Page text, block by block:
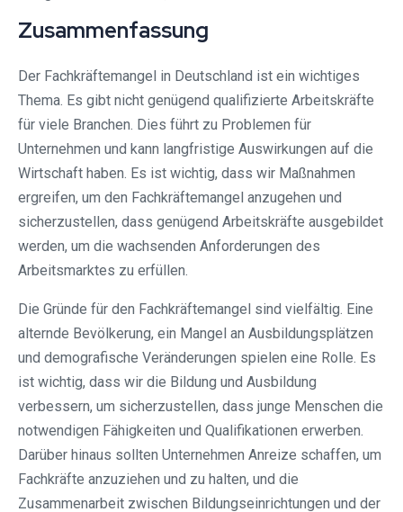
Zusammenfassung
Der Fachkräftemangel in Deutschland ist ein wichtiges
Thema. Es gibt nicht genügend qualifizierte Arbeitskräfte
für viele Branchen. Dies führt zu Problemen für
Unternehmen und kann langfristige Auswirkungen auf die
Wirtschaft haben. Es ist wichtig, dass wir Maßnahmen
ergreifen, um den Fachkräftemangel anzugehen und
sicherzustellen, dass genügend Arbeitskräfte ausgebildet
werden, um die wachsenden Anforderungen des
Arbeitsmarktes zu erfüllen.
Die Gründe für den Fachkräftemangel sind vielfältig. Eine
alternde Bevölkerung, ein Mangel an Ausbildungsplätzen
und demografische Veränderungen spielen eine Rolle. Es
ist wichtig, dass wir die Bildung und Ausbildung
verbessern, um sicherzustellen, dass junge Menschen die
notwendigen Fähigkeiten und Qualifikationen erwerben.
Darüber hinaus sollten Unternehmen Anreize schaffen, um
Fachkräfte anzuziehen und zu halten, und die
Zusammenarbeit zwischen Bildungseinrichtungen und der